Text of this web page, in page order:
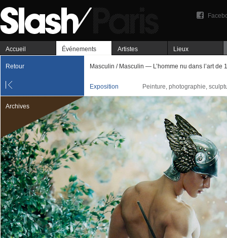
Accueil Événements Artistes Lieux
Retour Masculin / Masculin — L’homme nu dans l’art de
Exposition Peinture, photographie,
Archives